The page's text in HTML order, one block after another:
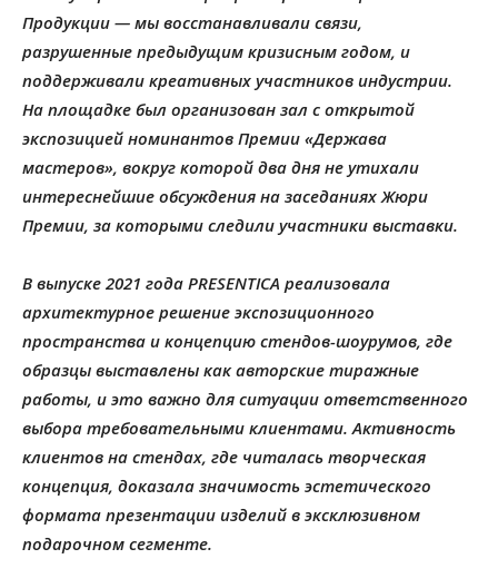
Продукции — мы восстанавливали связи,
разрушенные предыдущим кризисным годом, и
поддерживали креативных участников индустрии.
На площадке был организован зал с открытой
экспозицией номинантов Премии «Держава
мастеров», вокруг которой два дня не утихали
интереснейшие обсуждения на заседаниях Жюри
Премии, за которыми следили участники выставки.
В выпуске 2021 года PRESENTICA реализовала
архитектурное решение экспозиционного
пространства и концепцию стендов-шоурумов, где
образцы выставлены как авторские тиражные
работы, и это важно для ситуации ответственного
выбора требовательными клиентами. Активность
клиентов на стендах, где читалась творческая
концепция, доказала значимость эстетического
формата презентации изделий в эксклюзивном
подарочном сегменте.